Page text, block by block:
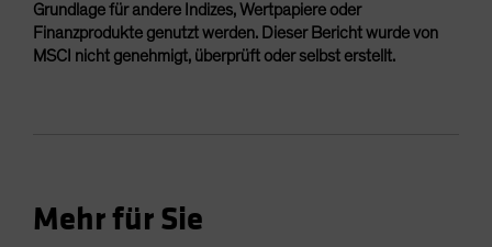
Grundlage für andere Indizes, Wertpapiere oder
Finanzprodukte genutzt werden. Dieser Bericht wurde von
MSCI nicht genehmigt, überprüft oder selbst erstellt.
Mehr für Sie